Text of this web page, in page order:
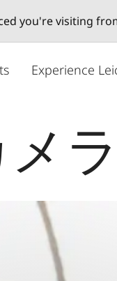
you're visiting
Experience
ラ